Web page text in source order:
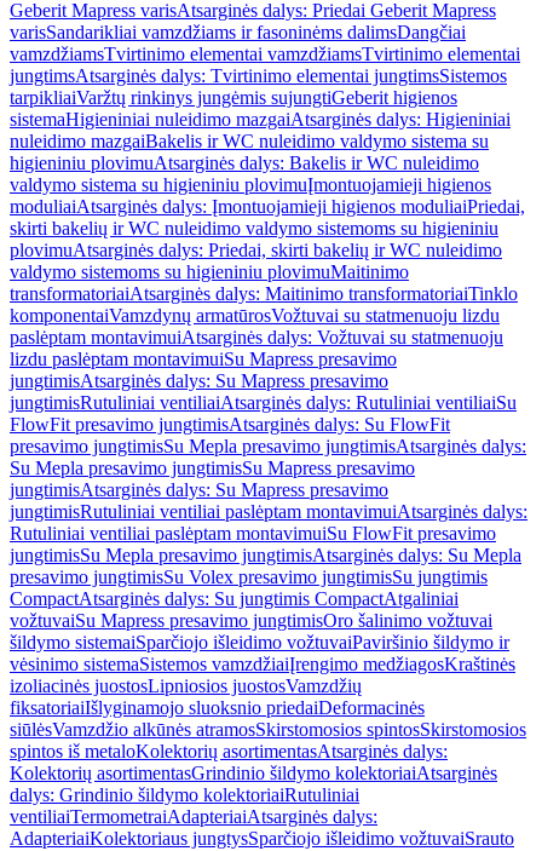
Geberit Mapress varisAtsarginės dalys: Priedai Geberit Mapress
varisSandarikliai vamzdžiams ir fasoninėms dalimsDangčiai
vamzdžiamsTvirtinimo elementai vamzdžiamsTvirtinimo elementai
jungtimsAtsarginės dalys: Tvirtinimo elementai jungtimsSistemos
tarpikliaiVaržtų rinkinys jungėmis sujungtiGeberit higienos
sistemaHigieniniai nuleidimo mazgaiAtsarginės dalys: Higieniniai
nuleidimo mazgaiBakelis ir WC nuleidimo valdymo sistema su
higieniniu plovimuAtsarginės dalys: Bakelis ir WC nuleidimo
valdymo sistema su higieniniu plovimuĮmontuojamieji higienos
moduliaiAtsarginės dalys: Įmontuojamieji higienos moduliaiPriedai,
skirti bakelių ir WC nuleidimo valdymo sistemoms su higieniniu
plovimuAtsarginės dalys: Priedai, skirti bakelių ir WC nuleidimo
valdymo sistemoms su higieniniu plovimuMaitinimo
transformatoriaiAtsarginės dalys: Maitinimo transformatoriaiTinklo
komponentaiVamzdynų armatūrosVožtuvai su statmenuoju lizdu
paslėptam montavimuiAtsarginės dalys: Vožtuvai su statmenuoju
lizdu paslėptam montavimuiSu Mapress presavimo
jungtimisAtsarginės dalys: Su Mapress presavimo
jungtimisRutuliniai ventiliaiAtsarginės dalys: Rutuliniai ventiliaiSu
FlowFit presavimo jungtimisAtsarginės dalys: Su FlowFit
presavimo jungtimisSu Mepla presavimo jungtimisAtsarginės dalys:
Su Mepla presavimo jungtimisSu Mapress presavimo
jungtimisAtsarginės dalys: Su Mapress presavimo
jungtimisRutuliniai ventiliai paslėptam montavimuiAtsarginės dalys:
Rutuliniai ventiliai paslėptam montavimuiSu FlowFit presavimo
jungtimisSu Mepla presavimo jungtimisAtsarginės dalys: Su Mepla
presavimo jungtimisSu Volex presavimo jungtimisSu jungtimis
CompactAtsarginės dalys: Su jungtimis CompactAtgaliniai
vožtuvaiSu Mapress presavimo jungtimisOro šalinimo vožtuvai
šildymo sistemaiSparčiojo išleidimo vožtuvaiPaviršinio šildymo ir
vėsinimo sistemaSistemos vamzdžiaiĮrengimo medžiagosKraštinės
izoliacinės juostosLipniosios juostosVamzdžių
fiksatoriaiIšlyginamojo sluoksnio priedaiDeformacinės
siūlėsVamzdžio alkūnės atramosSkirstomosios spintosSkirstomosios
spintos iš metaloKolektorių asortimentasAtsarginės dalys:
Kolektorių asortimentasGrindinio šildymo kolektoriaiAtsarginės
dalys: Grindinio šildymo kolektoriaiRutuliniai
ventiliaiTermometraiAdapteriaiAtsarginės dalys:
AdapteriaiKolektoriaus jungtysSparčiojo išleidimo vožtuvaiSrauto